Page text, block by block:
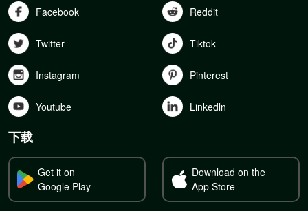
Facebook Reddit
Twitter Tiktok
Instagram Pinterest
Youtube Linkedln
下载
Get it on
Google Play
Download on the
App Store